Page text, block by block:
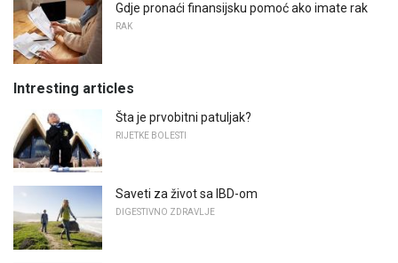
Gdje pronaći finansijsku pomoć ako imate rak
RAK
Intresting articles
Šta je prvobitni patuljak?
RIJETKE BOLESTI
Saveti za život sa IBD-om
DIGESTIVNO ZDRAVLJE